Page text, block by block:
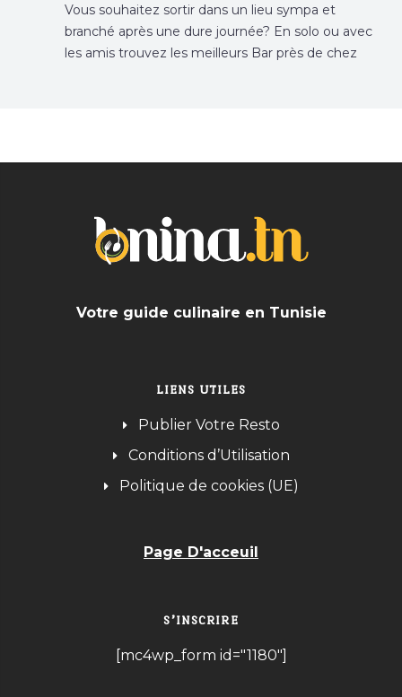
Vous souhaitez sortir dans un lieu sympa et
branché après une dure journée? En solo ou avec
les amis trouvez les meilleurs Bar près de chez
Votre guide culinaire en Tunisie
LIENS UTILES
Publier Votre Resto
Conditions d’Utilisation
Politique de cookies (UE)
Page D'acceuil
S’INSCRIRE
[mc4wp_form id="1180"]